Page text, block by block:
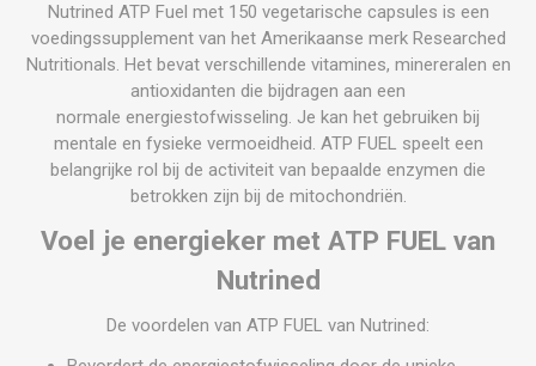
Nutrined ATP Fuel met 150 vegetarische capsules is een
voedingssupplement van het Amerikaanse merk Researched
Nutritionals. Het bevat verschillende vitamines, minereralen en
antioxidanten die bijdragen aan een
normale energiestofwisseling. Je kan het gebruiken bij
mentale en fysieke vermoeidheid. ATP FUEL speelt een
belangrijke rol bij de activiteit van bepaalde enzymen die
betrokken zijn bij de mitochondriën.
Voel je energieker met ATP FUEL van
Nutrined
De voordelen van ATP FUEL van Nutrined: